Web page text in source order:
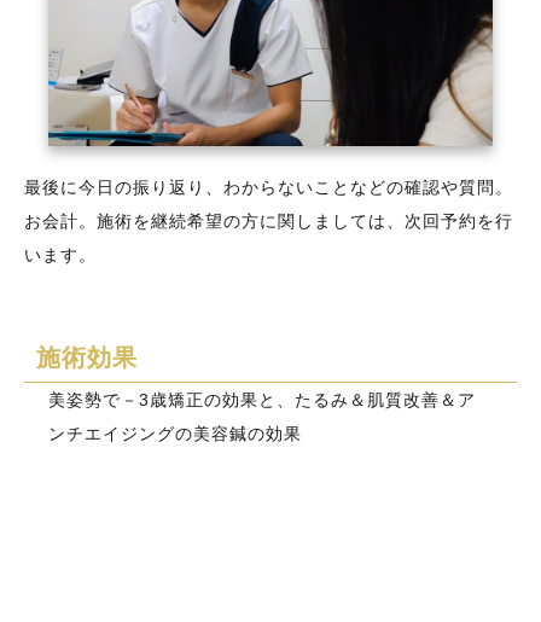
最後に今日の振り返り、わからないことなどの確認や質問。
お会計。施術を継続希望の方に関しましては、次回予約を行
います。
施術効果
美姿勢で－3歳矯正の効果と、たるみ＆肌質改善＆ア
ンチエイジングの美容鍼の効果